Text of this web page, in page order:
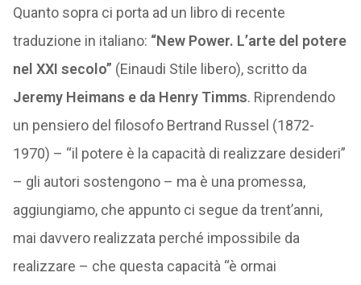
Quanto sopra ci porta ad un libro di recente
traduzione in italiano: “New Power. L’arte del potere
nel XXI secolo” (Einaudi Stile libero), scritto da
Jeremy Heimans e da Henry Timms. Riprendendo
un pensiero del filosofo Bertrand Russel (1872-
1970) – “il potere è la capacità di realizzare desideri”
– gli autori sostengono – ma è una promessa,
aggiungiamo, che appunto ci segue da trent’anni,
mai davvero realizzata perché impossibile da
realizzare – che questa capacità “è ormai